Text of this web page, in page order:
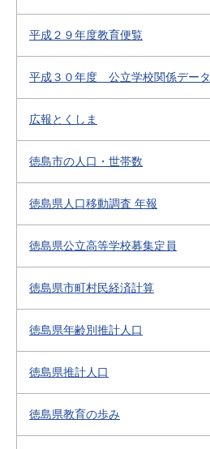
平成２９年度教育便覧
平成３０年度 公立学校関係データ
広報とくしま
徳島市の人口・世帯数
徳島県人口移動調査 年報
徳島県公立高等学校募集定員
徳島県市町村民経済計算
徳島県年齢別推計人口
徳島県推計人口
徳島県教育の歩み